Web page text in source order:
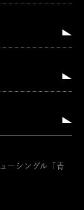
ーシングル「青